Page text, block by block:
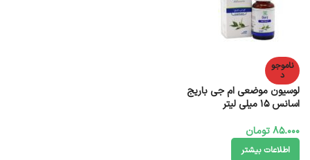
ناموجو
د
لوسیون موضعی ام جی باریج
اسانس ۱۵ میلی ‎لیتر
85.000تومان
اطلاعات بیشتر